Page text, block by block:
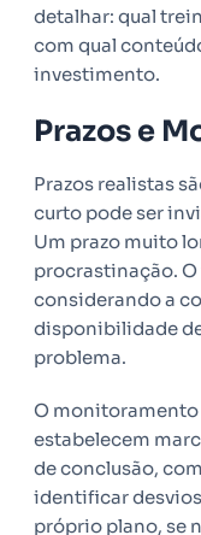
detalhar: qual
com qual
investimento.
Prazos e
Prazos realistas
curto pode ser
Um prazo muito
procrastinação.
considerando a
disponibilidade
problema.
O monitoramento
estabelecem
de conclusão,
identificar
próprio plano, se